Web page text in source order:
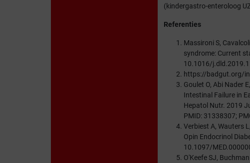
(kindergastro-enteroloog
Referenties
Massironi S,
syndrome: Current
10.1016/
https://badgut.org/
Goulet O, Abi Nader
Intestinal Failure in
Hepatol Nutr. 2019
PMID: 31338307;
Verbiest A, Wauters
Opin Endocrinol
10.1097/
O'Keefe SJ,